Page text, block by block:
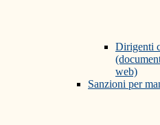
Dirigenti
web)
Sanzioni per